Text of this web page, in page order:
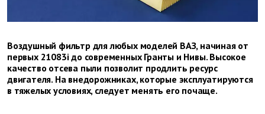
Воздушный фильтр для любых моделей ВАЗ, начиная от
первых 21083i до современных Гранты и Нивы. Высокое
качество отсева пыли позволит продлить ресурс
двигателя. На внедорожниках, которые эксплуатируются
в тяжелых условиях, следует менять его почаще.